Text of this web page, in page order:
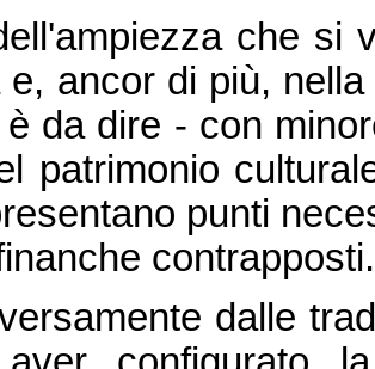
che si
e, ancor di più,
da dire - con
patrimonio
punti
contrapposti.
dalle